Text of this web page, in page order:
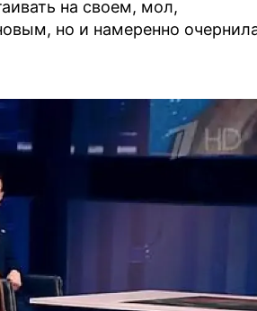
на своем, мол,
но и намеренно